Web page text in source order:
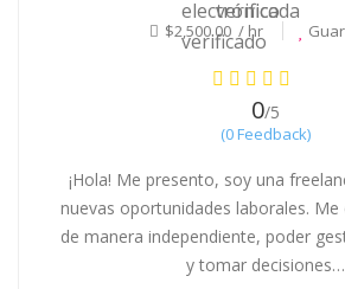
$2,500.00 / hr
0/5
(0 Feedback)
¡Hola! Me presento, soy una
nuevas oportunidades laborales.
de manera independiente, poder
y tomar decisiones…